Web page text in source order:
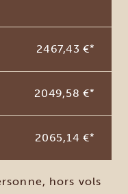
2467,43 €*
2049,58 €*
2065,14 €*
hors vols